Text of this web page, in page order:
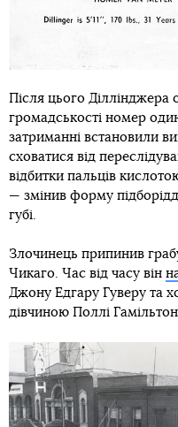
Після цього
громадськості номер
затриманні встановили
сховатися від
відбитки пальців
— змінив форму
губі.
Злочинець припинив
Чикаго. Час від часу він
Джону Едгару Гуверу та
дівчиною Поллі Гамільтон.